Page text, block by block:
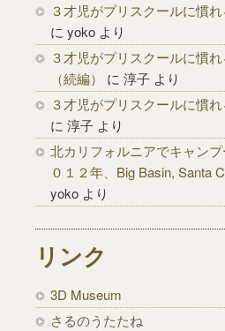
３才児がプリスクールに慣
にyoko より
３才児がプリスクールに慣
（続編）
に淳子 より
３才児がプリスクールに慣
に淳子 より
北カリフォルニアでキャンプ
０１２年、Big Basin, Santa
yoko より
リンク
3D Museum
さるのうたたね